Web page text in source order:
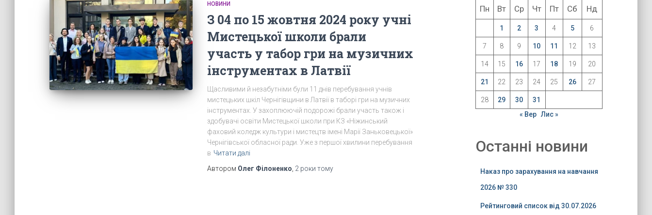
НОВИНИ
З 04 по 15 жовтня 2024 року учні
Мистецької школи брали
участь у табор гри на музичних
інструментах в Латвії
Щасливими й незабутніми були 11 днів перебування учнів
мистецьких шкіл Чернігівщини в Латвії в таборі гри на музичних
інструментах. У захоплюючій подорожі брали участь також і
здобувачі освіти Мистецької школи при КЗ «Ніжинський
фаховий коледж культури і мистецтв імені Марії Заньковецької»
Чернігівської обласної ради. Уже з першої хвилини перебування
в Читати далі
Автором Олег Філоненко 2 роки тому
Пн Вт Ср Чт Пт Сб Нд
1 2 3 4 5 6
7 8 9 10 11 12 13
14 15 16 17 18 19 20
21 22 23 24 25 26 27
28 29 30
31
« Вер Лис »
Останні новини
Наказ про зарахування на навчання
2026 № 330
Рейтинговий список від 30.07.2026